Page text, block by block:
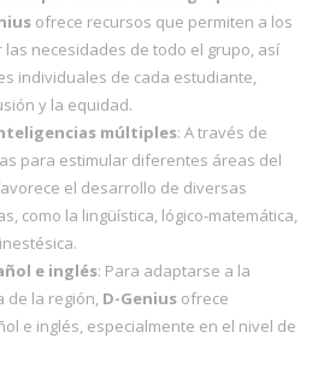
ofrece recursos que permiten a los
necesidades de todo el grupo, así
individuales de cada estudiante,
y la equidad.
múltiples: A través de
para estimular diferentes áreas del
el desarrollo de diversas
como la lingüística, lógico-matemática,
e inglés: Para adaptarse a la
de la región, D-Genius ofrece
e inglés, especialmente en el nivel de